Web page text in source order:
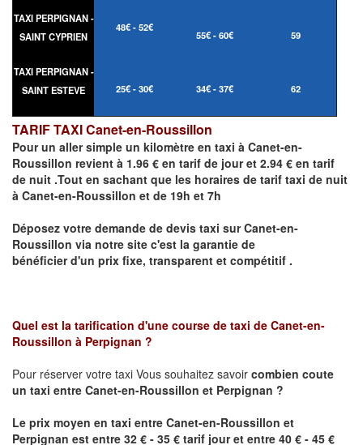
TAXI PERPIGNAN -
SAINT CYPRIEN
48€ - 52€
55€ - 60€ 59
TAXI PERPIGNAN -
SAINT ESTEVE
25€ - 30€ 34€ - 37€ 62
TARIF TAXI Canet-en-Roussillon
Pour un aller simple un kilomètre en taxi à Canet-en-
Roussillon revient à 1.96 € en tarif de jour et 2.94 € en tarif
de nuit .Tout en sachant que les horaires de tarif taxi de nuit
à Canet-en-Roussillon et de 19h et 7h
Déposez votre demande de devis taxi surCanet-en-
Roussillon via notre site c'est la garantie de
bénéficier d'un prix fixe, transparent et compétitif .
Quel est la tarification d'une course de taxi de Canet-en-
Roussillon à Perpignan ?
Pour réserver votre taxi Vous souhaitez savoir combien coute
un taxi entre Canet-en-Roussillon et Perpignan ?
Le prix moyen en taxi entre Canet-en-Roussillon et
Perpignan est entre 32 € - 35 € tarif jour et entre 40 € - 45 €